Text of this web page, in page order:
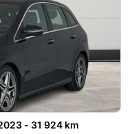
Mercedes Classe B Micro Hybride 2023 - 31 924 km